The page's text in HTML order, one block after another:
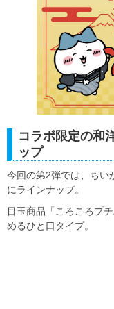
コラボ限定の和
ップ
今回の第2弾では、ちい
にラインナップ。
目玉商品「ころころプ
めるひと口タイプ。